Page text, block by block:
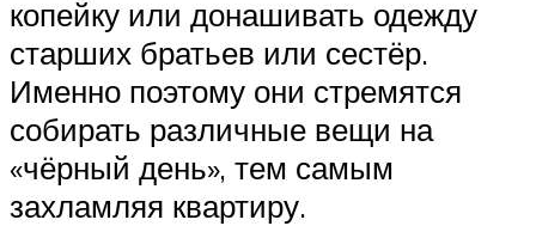
копейку или донашивать одежду
старших братьев или сестёр.
Именно поэтому они стремятся
собирать различные вещи на
«чёрный день», тем самым
захламляя квартиру.